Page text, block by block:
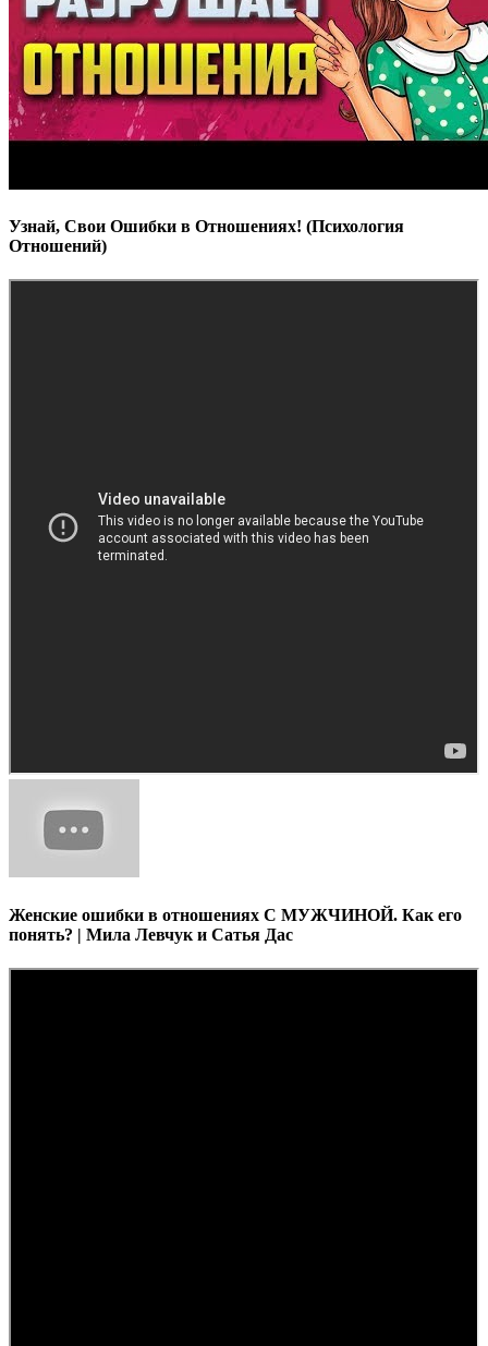
Узнай, Свои Ошибки в Отношениях! (Психология
Отношений)
Женские ошибки в отношениях С МУЖЧИНОЙ. Как его
понять? | Мила Левчук и Сатья Дас